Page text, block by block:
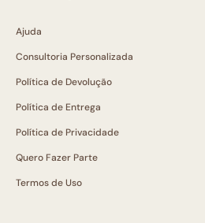
Ajuda
Consultoria Personalizada
Política de Devolução
Política de Entrega
Política de Privacidade
Quero Fazer Parte
Termos de Uso